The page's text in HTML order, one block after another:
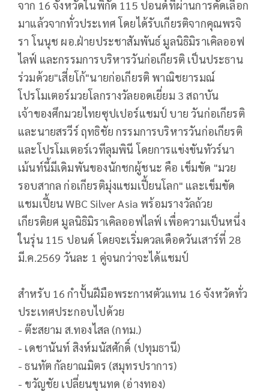
จาก 16 จังหวัดในพิกัด 115 ปอนด์ที่ผ่านการคัดเลือก
มาแล้วจากทั่วประเทศ โดยได้รับเกียรติจากคุณพรจิ
รา โนนุช ผอ.ฝ่ายประชาสัมพันธ์ มูลนิธิมิราเคิลออฟ
ไลฟ์ และกรรมการบริหารวันก่อเกียรติ เป็นประธาน
ร่วมด้วย"เสี่ยโก้"นายก่อเกียรติ พาณิชยารมณ์
โปรโมเตอร์มวยโลกรางวัลยอดเยี่ยม 3 สถาบัน
เจ้าของศึกมวยไทยซุปเปอร์แชมป์ บาย วันก่อเกียรติ
และนายสรวีร์ ฤทธิชัย กรรมการบริหารวันก่อเกียรติ
และโปรโมเตอร์เวทีลุมพินี โดยการแข่งขันทัวร์นา
เม้นท์นี้มีเดิมพันของนักชกผู้ชนะ คือ เข็มขัด "มวย
รอบสากล ก่อเกียรติมุ่งแชมเปี้ยนโลก" และเข็มขัด
แชมเปี้ยน WBC Silver Asia พร้อมรางวัลถ้วย
เกียรติยศ มูลนิธิมิราเคิลออฟไลฟ์ เพื่อความเป็นหนึ่ง
ในรุ่น 115 ปอนด์ โดยจะเริ่มดวลเดือดวันเสาร์ที่ 28
มี.ค.2569 วันละ 1 คู่จนกว่าจะได้แชมป์
สำหรับ 16 กำปั้นฝีมือพระกาฬตัวแทน 16 จังหวัดทั่ว
ประเทศประกอบไปด้วย
- ต๊ะสยาม ส.ทองไสล (กทม.)
- เดชานันท์ สิงห์มนัสศักดิ์ (ปทุมธานี)
- ธนทัต กัลยาณมิตร (สมุทรปราการ)
- ขวัญชัย เปลี่ยนขุนทด (อ่างทอง)